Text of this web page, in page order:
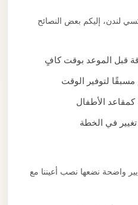
إليكم بعض النصائح
قبل الموعد بوقت كافٍ
لتوفير الوقت
الأطفال
في الخطة
واضحة نضعها نصب أعيننا مع